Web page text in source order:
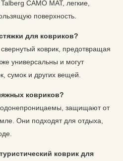
CAMO MAT, легкие,
поверхность.
для ковриков?
коврик, предотвращая
универсальны и могут
сумок и других вещей.
ковриков?
защищают от
Они подходят для отдыха,
коврик для